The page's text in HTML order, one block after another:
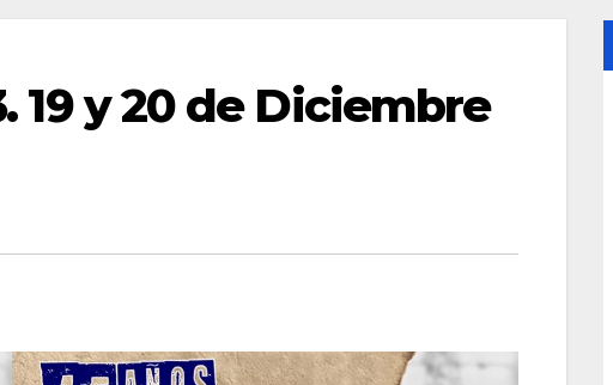
19 y 20 de Diciembre